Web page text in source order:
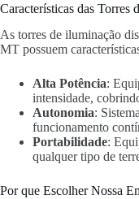
Características das Torres
As torres de iluminação
MT possuem
Alta Potência:
intensidade,
Autonomia:
funcionamento
Portabilidade:
qualquer tipo de
Por que Escolher Nossa